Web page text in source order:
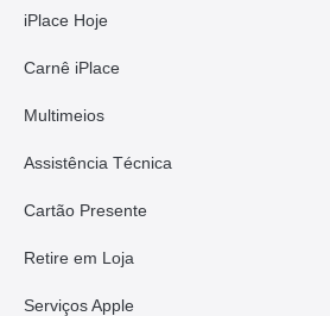
iPlace Hoje
Carnê iPlace
Multimeios
Assistência Técnica
Cartão Presente
Retire em Loja
Serviços Apple